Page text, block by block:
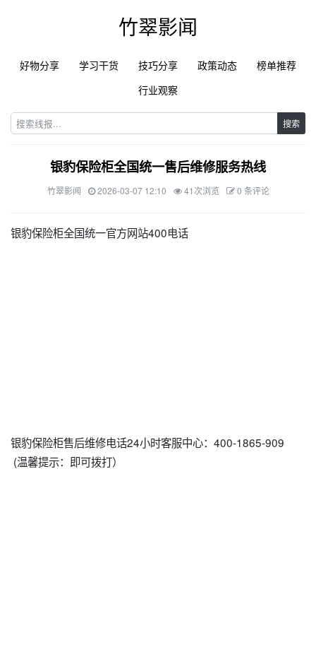
竹翠影闻
好物分享 学习干货 技巧分享 政策动态
榜单推荐
行业观察
搜索
银豹保险柜全国统一售后维修服务热线
竹翠影闻 2026-03-07 12:10 41次浏览 0 条评论
银豹保险柜全国统一官方网站400电话
银豹保险柜售后维修电话24小时客服中心：400-1865-909
(温馨提示：即可拨打）